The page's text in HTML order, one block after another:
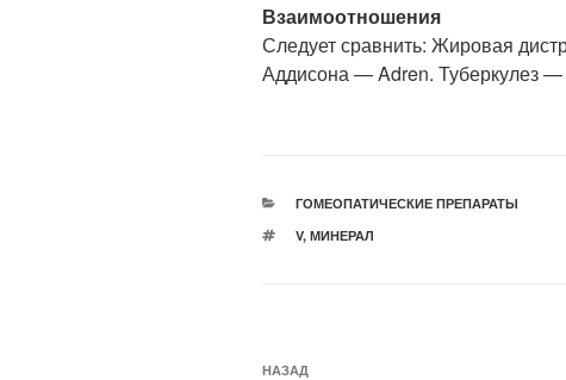
Взаимоотношения
Следует сравнить: Жировая
Аддисона — Adren. Туберкулез —
РУБРИКИ
ГОМЕОПАТИЧЕСКИЕ ПРЕПАРАТЫ
МЕТКИ
V, МИНЕРАЛ
Навигация
Предыдущая
НАЗАД